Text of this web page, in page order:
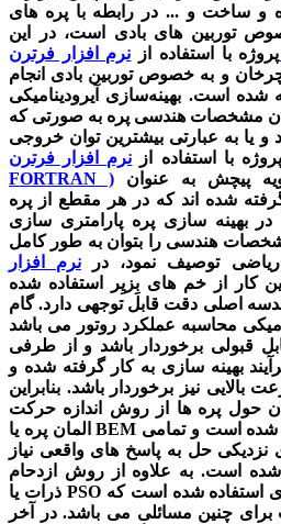
و ساخت و ... در رابطه با پره های
توربین های بادی است، در این
پروژه با استفاده از
چرخان و به خصوص توربین بادی انجام
است. بهینه‌سازی آیرودینامیکی
مشخصات هندسی پره به صورتی که
و یا به عبارتی بیشترین توان خروجی
با استفاده از نرم افزار فرترن (
FORTRAN )
شده اند که در هر مقطع از پره
در بهینه سازی پره پارامتری سازی
هندسی را بتوان به طور کامل
توصیف نمود، در نرم افزار
کار از خم های بِزیِر استفاده شده
اصلی دقت قابل توجهی دارد. گام
محاسبه عملکرد روتور می باشد
قبولی برخوردار باشد و از طرفی
بهینه سازی به کار گرفته شده و
بالایی نیز برخوردار باشد. بنابراین
حول پره ها از روش اندازه حرکت
شده است و تمامی
حل به پاسخ های واقعی نیاز
است. به علاوه از روش ازدحام
ذرات یا PSO به عنوان الگوریتم بهینه سازی استفاده شده است که
چنین مسائلی می باشد. در آخر